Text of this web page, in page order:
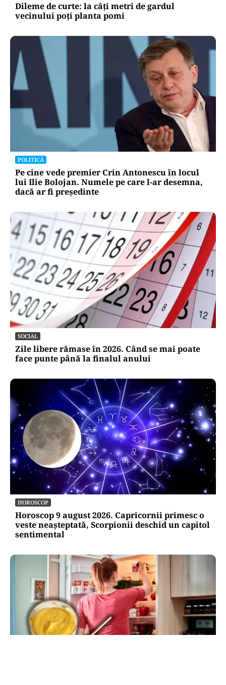
Dileme de curte: la câți metri de gardul
vecinului poți planta pomi
POLITICĂ
Pe cine vede premier Crin Antonescu în locul
lui Ilie Bolojan. Numele pe care l-ar desemna,
dacă ar fi președinte
SOCIAL
Zile libere rămase în 2026. Când se mai poate
face punte până la finalul anului
HOROSCOP
Horoscop 9 august 2026. Capricornii primesc o
veste neașteptată, Scorpionii deschid un capitol
sentimental